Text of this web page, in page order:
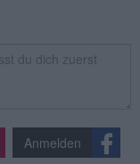
Anmelden